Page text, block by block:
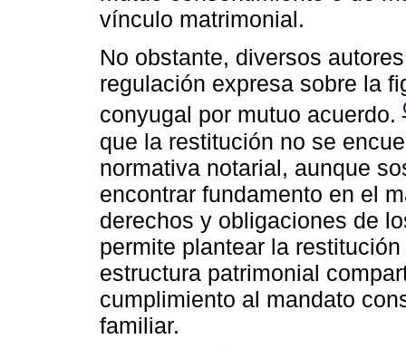
vínculo matrimonial.
No obstante, diversos
regulación expresa sobre la
conyugal por mutuo acuerdo.
que la restitución no se
normativa notarial, aunque
encontrar fundamento en el
derechos y obligaciones de
permite plantear la
estructura patrimonial
cumplimiento al mandato
familiar.